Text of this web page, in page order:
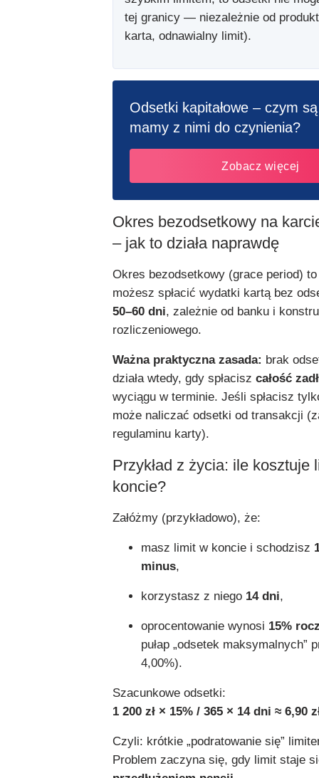
tej granicy — niezależnie od
karta, odnawialny limit).
Odsetki kapitałowe – czym
mamy z nimi do czynienia?
Zobacz więcej
Okres bezodsetkowy na
– jak to działa naprawdę
Okres bezodsetkowy (grace period)
możesz spłacić wydatki kartą bez
50–60 dni, zależnie od banku i
rozliczeniowego.
Ważna praktyczna zasada: brak
działa wtedy, gdy spłacisz całość
wyciągu w terminie. Jeśli spłacisz
może naliczać odsetki od transakcji
regulaminu karty).
Przykład z życia: ile kosztuje
koncie?
Załóżmy (przykładowo), że:
masz limit w koncie i schodzisz
minus,
korzystasz z niego 14 dni,
oprocentowanie wynosi 15%
pułap „odsetek maksymalnych”
4,00%).
Szacunkowe odsetki:
1 200 zł × 15% / 365 × 14 dni ≈ 6,90
Czyli: krótkie „podratowanie się”
Problem zaczyna się, gdy limit staje